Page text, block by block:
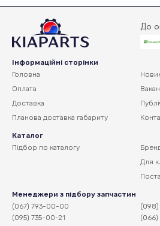
До
Інформаційні сторінки
Головна
Оплата
Доставка
Планова доставка габариту
Каталог
Підбор по каталогу
Для
Менеджери з підбору запчастин
(067) 793-00-00
(095) 735-00-21